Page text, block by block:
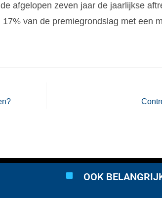
afgelopen zeven jaar de jaarlijkse
van de premiegrondslag met een
OOK